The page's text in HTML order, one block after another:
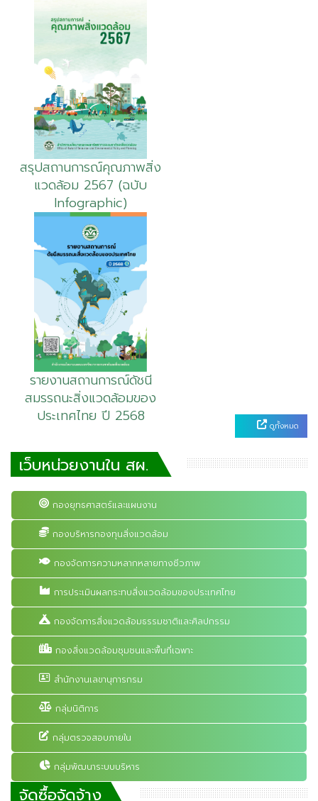
สรุปสถานการณ์คุณภาพสิ่ง
แวดล้อม 2567 (ฉบับ
Infographic)
รายงานสถานการณ์ดัชนี
สมรรถนะสิ่งแวดล้อมของ
ประเทศไทย ปี 2568
ดูทั้งหมด
เว็บหน่วยงานใน สผ.
กองยุทธศาสตร์และแผนงาน
กองบริหารกองทุนสิ่งแวดล้อม
กองจัดการความหลากหลายทางชีวภาพ
การประเมินผลกระทบสิ่งแวดล้อมของประเทศไทย
กองจัดการสิ่งแวดล้อมธรรมชาติและศิลปกรรม
กองสิ่งแวดล้อมชุมชนและพื้นที่เฉพาะ
สำนักงานเลขานุการกรม
กลุ่มนิติการ
กลุ่มตรวจสอบภายใน
กลุ่มพัฒนาระบบบริหาร
จัดซื้อจัดจ้าง